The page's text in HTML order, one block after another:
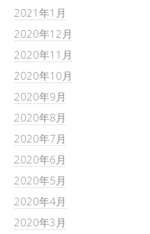
2021年1月
2020年12月
2020年11月
2020年10月
2020年9月
2020年8月
2020年7月
2020年6月
2020年5月
2020年4月
2020年3月